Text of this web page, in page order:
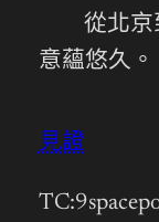
從北
意蘊悠久。
見證